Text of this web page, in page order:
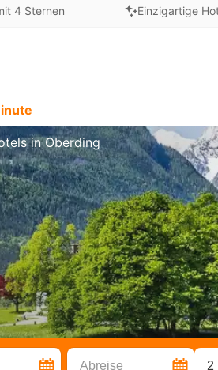
4 Sternen Einzigartige
in Oberding
Abreise 2